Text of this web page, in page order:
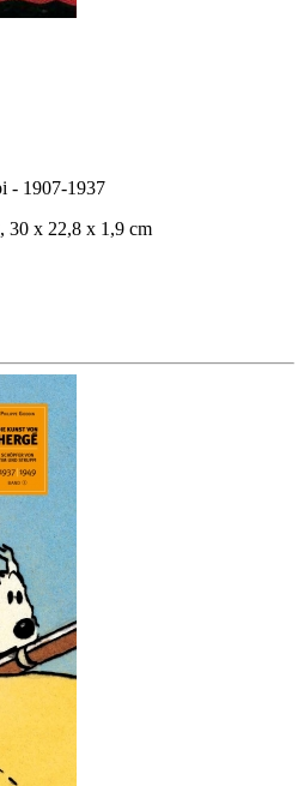
- 1907-1937
30 x 22,8 x 1,9 cm